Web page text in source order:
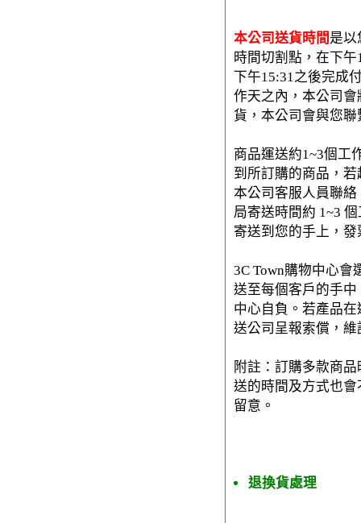
本公司送貨時間 是以
時間切割點，在下
下午15:31之後完成
作天之內，本公司
貨，本公司會與您
商品運送約1~3個工
到所訂購的商品，
本公司客服人員聯
局寄送時間約 1~3
寄送到您的手上，
3C Town購物中心
送至每個客戶的手中
中心自負。若產品
送公司呈報索償，
附註：訂購多款商
送的時間及方式也
留意。
退換貨處理